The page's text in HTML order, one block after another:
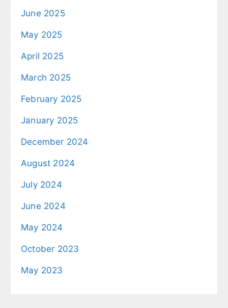
June 2025
May 2025
April 2025
March 2025
February 2025
January 2025
December 2024
August 2024
July 2024
June 2024
May 2024
October 2023
May 2023